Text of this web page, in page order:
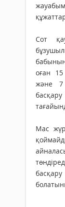
Сот
оған 15
және 7
Мас